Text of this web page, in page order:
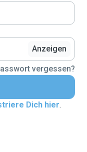
Anzeigen
vergessen?
Dich hier.